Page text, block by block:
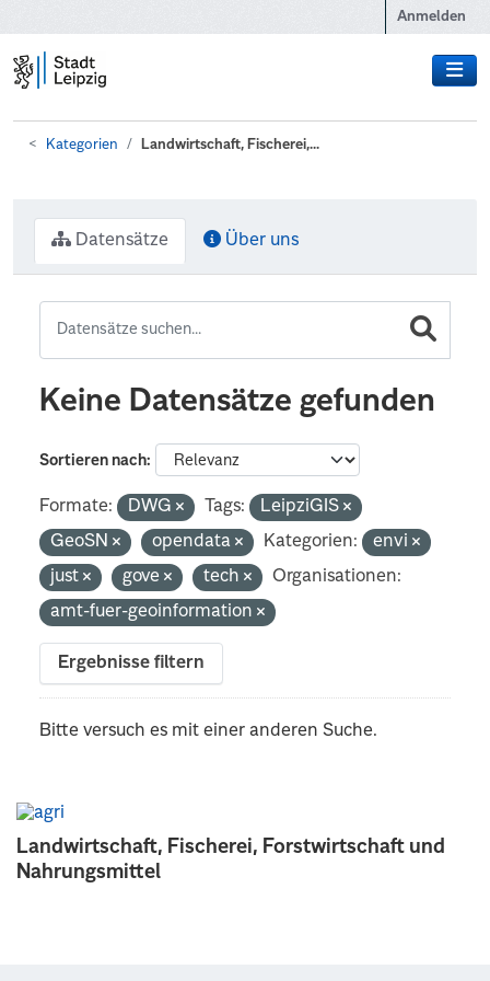
Anmelden
Kategorien Landwirtschaft, Fischerei,...
Landwirtschaft, Fischerei, Forstwirtschaft und
Nahrungsmittel
Datensätze Über uns
Keine Datensätze gefunden
Sortieren nach
Formate: DWG Tags:
LeipziGIS
GeoSN
opendata Kategorien:
envi
just
gove tech
Organisationen:
amt-fuer-geoinformation
Ergebnisse filtern
Bitte versuch es mit einer anderen Suche.